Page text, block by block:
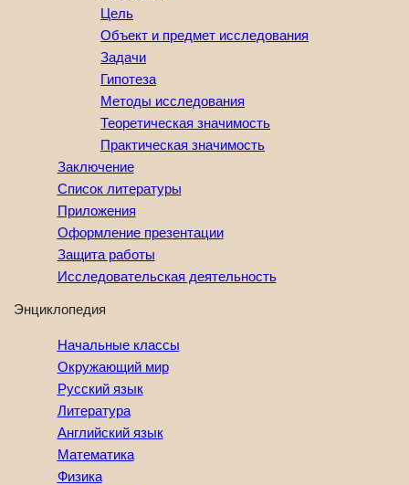
Цель
Объект и предмет исследования
Задачи
Гипотеза
Методы исследования
Теоретическая значимость
Практическая значимость
Заключение
Список литературы
Приложения
Оформление презентации
Защита работы
Исследовательская деятельность
Энциклопедия
Начальные классы
Окружающий мир
Русский язык
Литература
Английский язык
Математика
Физика